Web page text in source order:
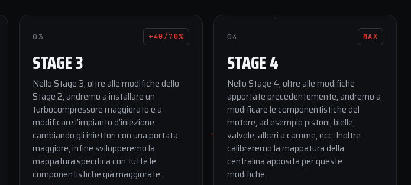
03 +40/70%
STAGE 3
Nello Stage 3, oltre alle modifiche dello
Stage 2, andremo a installare un
turbocompressore maggiorato e a
modificare l’impianto d’iniezione
cambiando gli iniettori con una portata
maggiore; infine svilupperemo la
mappatura specifica con tutte le
componentistiche già maggiorate.
04 MAX
STAGE 4
Nello Stage 4, oltre alle modifiche
apportate precedentemente, andremo a
modificare le componentistiche del
motore, ad esempio pistoni, bielle,
valvole, alberi a camme, ecc. Inoltre
calibreremo la mappatura della
centralina apposita per queste
modifiche.